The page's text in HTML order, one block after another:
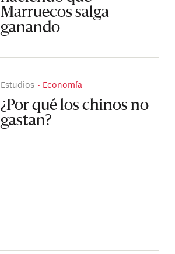
Marruecos salga
ganando
Estudios Economía
¿Por qué los chinos no
gastan?